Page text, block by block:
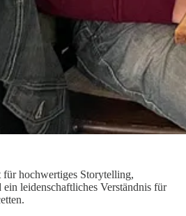
für hochwertiges Storytelling,
ein leidenschaftliches Verständnis für